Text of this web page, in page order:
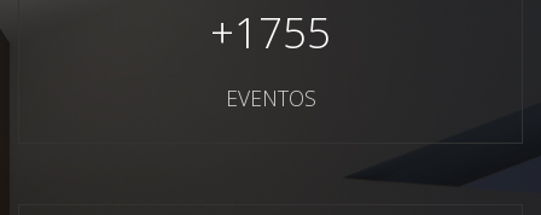
+1755
EVENTOS